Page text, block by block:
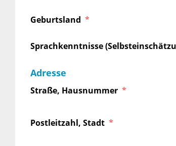
Geburtsland
Sprachkenntnisse
Adresse
Straße, Hausnummer
Postleitzahl, Stadt